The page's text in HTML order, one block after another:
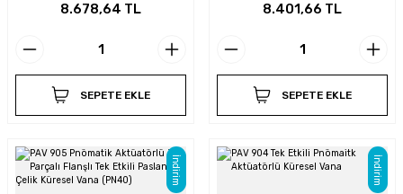
8.678,64 TL
SEPETE EKLE
8.401,66 TL
SEPETE EKLE
İndirim İndirim